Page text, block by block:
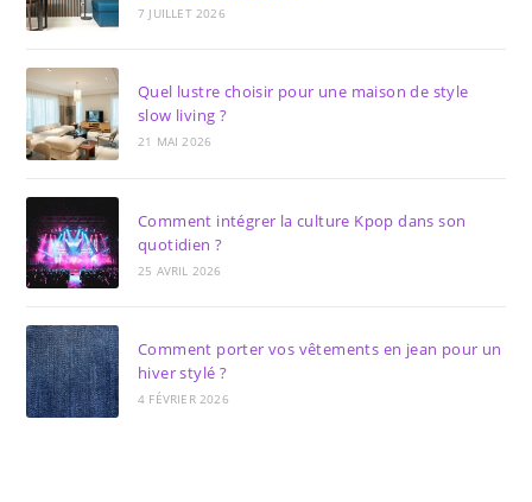
7 JUILLET 2026
Quel lustre choisir pour une maison de style
slow living ?
21 MAI 2026
Comment intégrer la culture Kpop dans son
quotidien ?
25 AVRIL 2026
Comment porter vos vêtements en jean pour un
hiver stylé ?
4 FÉVRIER 2026